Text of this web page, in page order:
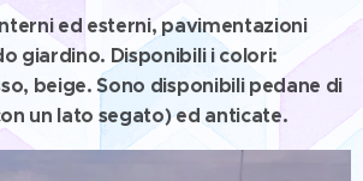
ed esterni, pavimentazioni
giardino. Disponibili i colori:
beige. Sono disponibili pedane di
un lato segato) ed anticate.